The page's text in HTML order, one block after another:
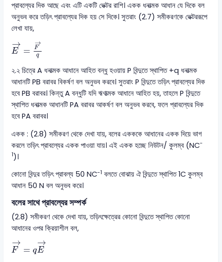
প্রাবল্যের দিক আছে এবং এটি একটি ভেক্টর রাশি। একক ধনাত্মক আধান যে দিকে বল
অনুভব করে তড়িৎ প্রাবল্যের দিক হয় সে দিকে। সুতরাং (2.7) সমীকরণকে ভেক্টররূপে
লেখা যায়,
→
E =
→
F
q
→ F→
২.২ চিত্রে A ধনাত্মক আধানে আহিত বন্ধু হওয়ায় P বিন্দুতে স্থাপিত +q ধনাত্মক
আধানটি PB বরাবর বিকর্ষণ বল অনুভব করবে। সুতরাং P বিন্দুতে তড়িৎ প্রাবল্যের দিক
হবে PB বরাবর। কিন্তু A বন্ধুটি যদি ঋণাত্মক আধানে আহিত হয়, তাহলে P বিন্দুতে
স্থাপিত ধনাত্মক আধানটি PA বরাবর আকর্ষণ বল অনুভব করবে, ফলে প্রাবল্যের দিক
হবে PA বরাবর।
একক : (2.8) সমীকরণ থেকে দেখা যায়, বলের একককে আধানের একক দিয়ে ভাগ
করলে তড়িৎ প্রাবল্যের একক পাওয়া যায়। এই একক হচ্ছে নিউটন/ কুলম্ব (NC-
1)।
কোনো বিন্দুর তড়িৎ প্রাবল্য 50 NC-1 বলতে বোঝায় ঐ বিন্দুতে স্থাপিত 1C কুলম্ব
আধান 50 N বল অনুভব করে।
বলের সাথে প্রাবল্যের সম্পর্ক
(2.8) সমীকরণ থেকে দেখা যায়, তড়িৎক্ষেত্রের কোনো বিন্দুতে স্থাপিত কোনো
আধানের ওপর ক্রিয়াশীল বল,
→
F = q
→
E
F→ E→